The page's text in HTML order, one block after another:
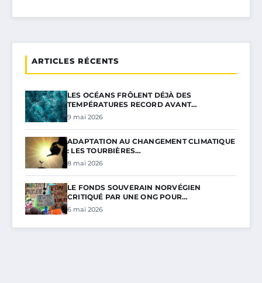
ARTICLES RÉCENTS
LES OCÉANS FRÔLENT DÉJÀ DES
TEMPÉRATURES RECORD AVANT…
9 mai 2026
ADAPTATION AU CHANGEMENT CLIMATIQUE
: LES TOURBIÈRES…
8 mai 2026
LE FONDS SOUVERAIN NORVÉGIEN
CRITIQUÉ PAR UNE ONG POUR…
6 mai 2026